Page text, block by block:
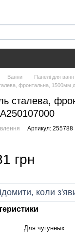
Ванни
Панелі для ванн
фронтальна, 1500мм
сталева,
Артикул: 255788
грн
коли
Для чугунных